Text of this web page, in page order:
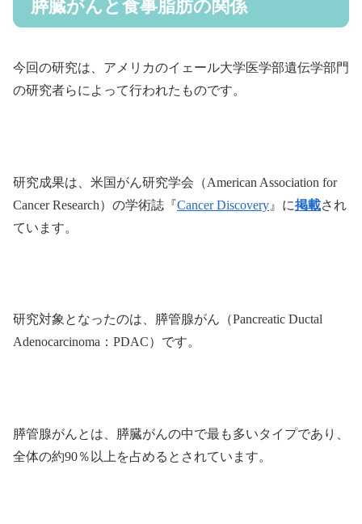
膵臓がんと食事脂肪の関係
今回の研究は、アメリカのイェール大学医学部遺伝学部門
の研究者らによって行われたものです。
研究成果は、米国がん研究学会（American Association for
Cancer Research）の学術誌『Cancer Discovery 』に掲載され
ています。
研究対象となったのは、膵管腺がん（Pancreatic Ductal
Adenocarcinoma：PDAC）です。
膵管腺がんとは、膵臓がんの中で最も多いタイプであり、
全体の約90％以上を占めるとされています。